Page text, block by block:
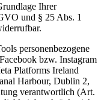
Ihrer
und § 25 Abs. 1
personenbezogene
bzw. Instagram
Platforms Ireland
Harbour, Dublin 2,
verantwortlich (Art.